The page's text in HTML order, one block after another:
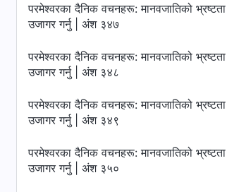
परमेश्‍वरका दैनिक वचनहरू: मानवजातिको भ्रष्टता
उजागर गर्नु | अंश ३४७
परमेश्‍वरका दैनिक वचनहरू: मानवजातिको भ्रष्टता
उजागर गर्नु | अंश ३४८
परमेश्‍वरका दैनिक वचनहरू: मानवजातिको भ्रष्टता
उजागर गर्नु | अंश ३४९
परमेश्‍वरका दैनिक वचनहरू: मानवजातिको भ्रष्टता
उजागर गर्नु | अंश ३५०